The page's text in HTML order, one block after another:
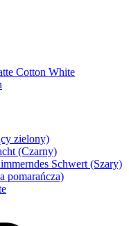
Cotton White
zielony)
(Czarny)
Schwert (Szary)
pomarańcza)